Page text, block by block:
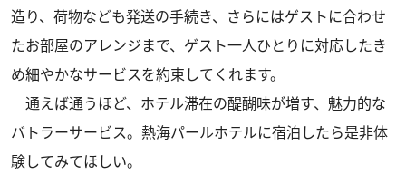
造り、荷物なども発送の手続き、さらにはゲストに合わせ
たお部屋のアレンジまで、ゲスト一人ひとりに対応したき
め細やかなサービスを約束してくれます。
通えば通うほど、ホテル滞在の醍醐味が増す、魅力的な
バトラーサービス。熱海パールホテルに宿泊したら是非体
験してみてほしい。